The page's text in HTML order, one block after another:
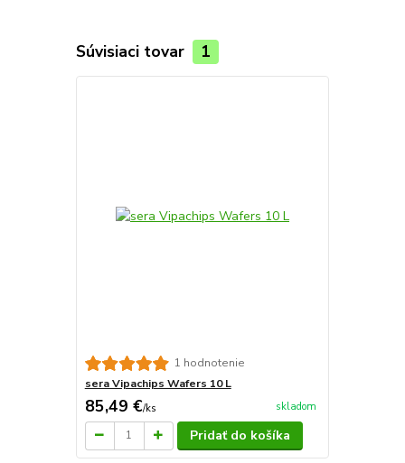
Súvisiaci tovar 1
1 hodnotenie
sera Vipachips Wafers 10 L
85,49 €/ks skladom
Pridať do košíka